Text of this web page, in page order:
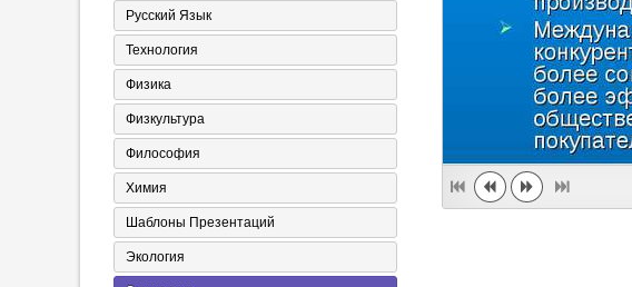
Русский Язык
Технология
Физика
Физкультура
Философия
Химия
Шаблоны Презентаций
Экология